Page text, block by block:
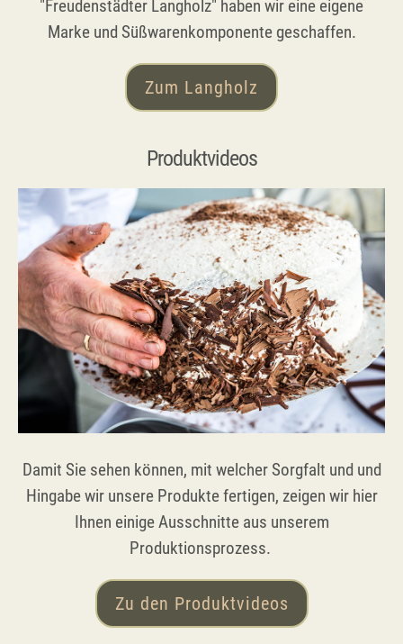
"Freudenstädter Langholz" haben wir eine eigene
Marke und Süßwarenkomponente geschaffen.
Zum Langholz
Produktvideos
Damit Sie sehen können, mit welcher Sorgfalt und und
Hingabe wir unsere Produkte fertigen, zeigen wir hier
Ihnen einige Ausschnitte aus unserem
Produktionsprozess.
Zu den Produktvideos